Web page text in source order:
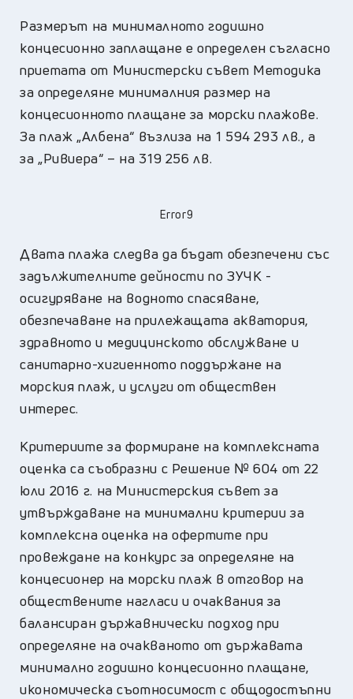
Размерът на минималното годишно
концесионно заплащане е определен съгласно
приетата от Министерски съвет Методика
за определяне минималния размер на
концесионното плащане за морски плажове.
За плаж „Албена“ възлиза на 1 594 293 лв., а
за „Ривиера“ – на 319 256 лв.
Error9
Двата плажа следва да бъдат обезпечени със
задължителните дейности по ЗУЧК -
осигуряване на водното спасяване,
обезпечаване на прилежащата акватория,
здравното и медицинското обслужване и
санитарно-хигиенното поддържане на
морския плаж, и услуги от обществен
интерес.
Критериите за формиране на комплексната
оценка са съобразни с Решение № 604 от 22
юли 2016 г. на Министерския съвет за
утвърждаване на минимални критерии за
комплексна оценка на офертите при
провеждане на конкурс за определяне на
концесионер на морски плаж в отговор на
обществените нагласи и очаквания за
балансиран държавнически подход при
определяне на очакваното от държавата
минимално годишно концесионно плащане,
икономическа съотносимост с общодостъпни